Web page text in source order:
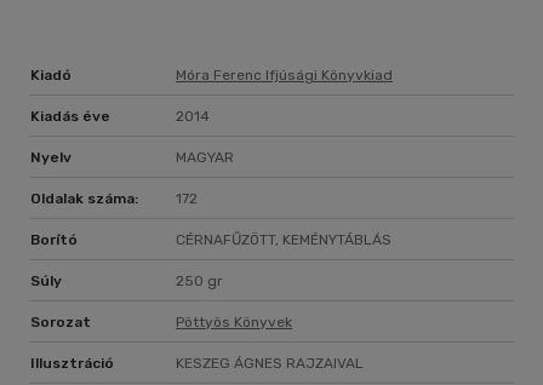
Kiadó Móra Ferenc Ifjúsági Könyvkiad
Kiadás éve 2014
Nyelv MAGYAR
Oldalak száma: 172
Borító CÉRNAFŰZÖTT, KEMÉNYTÁBLÁS
Súly 250 gr
Sorozat Pöttyös Könyvek
Illusztráció KESZEG ÁGNES RAJZAIVAL